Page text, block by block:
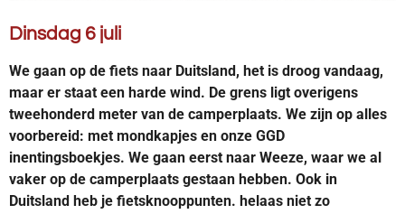
Dinsdag 6 juli
We gaan op de fiets naar Duitsland, het is droog vandaag,
maar er staat een harde wind. De grens ligt overigens
tweehonderd meter van de camperplaats. We zijn op alles
voorbereid: met mondkapjes en onze GGD
inentingsboekjes. We gaan eerst naar Weeze, waar we al
vaker op de camperplaats gestaan hebben. Ook in
Duitsland heb je fietsknooppunten. helaas niet zo